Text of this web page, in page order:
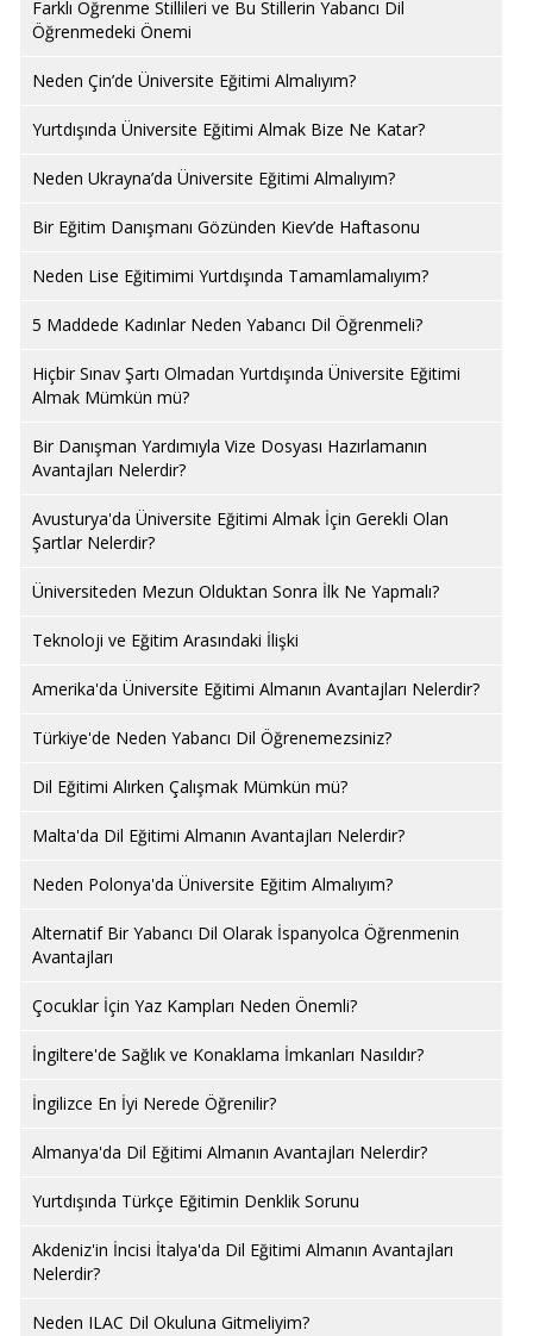
Farklı Öğrenme Stillileri ve Bu Stillerin Yabancı Dil
Öğrenmedeki Önemi
Neden Çin’de Üniversite Eğitimi Almalıyım?
Yurtdışında Üniversite Eğitimi Almak Bize Ne Katar?
Neden Ukrayna’da Üniversite Eğitimi Almalıyım?
Bir Eğitim Danışmanı Gözünden Kiev’de Haftasonu
Neden Lise Eğitimimi Yurtdışında Tamamlamalıyım?
5 Maddede Kadınlar Neden Yabancı Dil Öğrenmeli?
Hiçbir Sınav Şartı Olmadan Yurtdışında Üniversite Eğitimi
Almak Mümkün mü?
Bir Danışman Yardımıyla Vize Dosyası Hazırlamanın
Avantajları Nelerdir?
Avusturya'da Üniversite Eğitimi Almak İçin Gerekli Olan
Şartlar Nelerdir?
Üniversiteden Mezun Olduktan Sonra İlk Ne Yapmalı?
Teknoloji ve Eğitim Arasındaki İlişki
Amerika'da Üniversite Eğitimi Almanın Avantajları Nelerdir?
Türkiye'de Neden Yabancı Dil Öğrenemezsiniz?
Dil Eğitimi Alırken Çalışmak Mümkün mü?
Malta'da Dil Eğitimi Almanın Avantajları Nelerdir?
Neden Polonya'da Üniversite Eğitim Almalıyım?
Alternatif Bir Yabancı Dil Olarak İspanyolca Öğrenmenin
Avantajları
Çocuklar İçin Yaz Kampları Neden Önemli?
İngiltere'de Sağlık ve Konaklama İmkanları Nasıldır?
İngilizce En İyi Nerede Öğrenilir?
Almanya'da Dil Eğitimi Almanın Avantajları Nelerdir?
Yurtdışında Türkçe Eğitimin Denklik Sorunu
Akdeniz'in İncisi İtalya'da Dil Eğitimi Almanın Avantajları
Nelerdir?
Neden ILAC Dil Okuluna Gitmeliyim?